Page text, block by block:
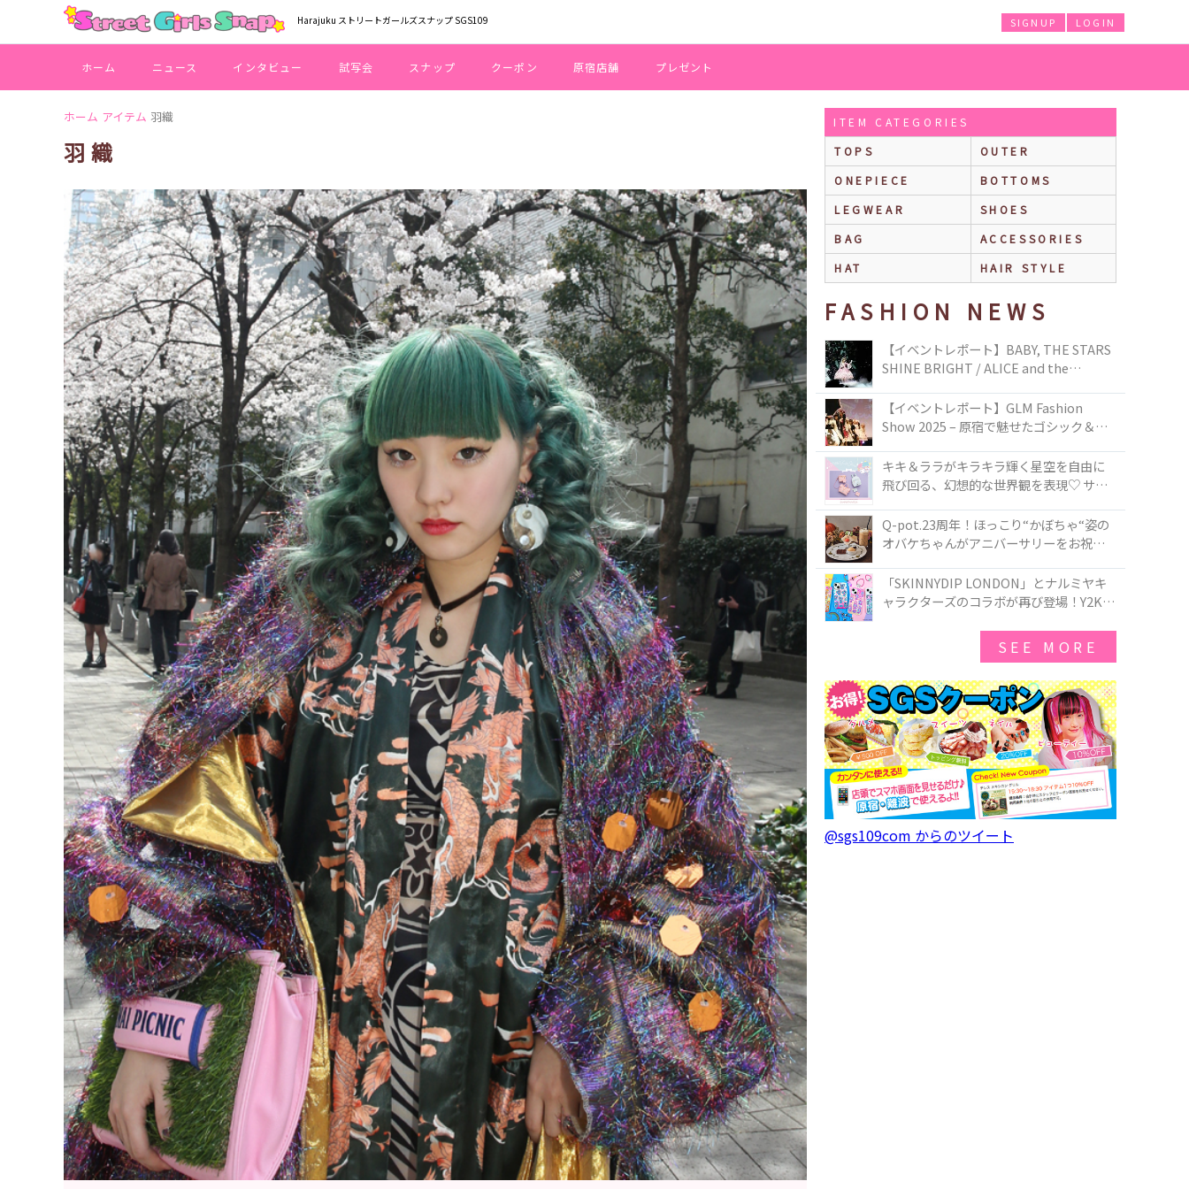
Harajuku ストリートガールズスナップ SGS109 LOGIN
SIGNUP
ホーム ニュース インタビュー 試写会 スナップ クーポン 原宿店舗 プレゼント
ホーム アイテム 羽織
羽織
ITEM CATEGORIES
TOPS
OUTER
ONEPIECE
BOTTOMS
LEGWEAR
SHOES
BAG
ACCESSORIES
HAT
HAIR STYLE
FASHION NEWS
【イベントレポート】BABY, THE STARS
SHINE BRIGHT / ALICE and the
TOKYO
【イベントレポート】GLM Fashion
Show 2025 – 原宿で魅せたゴシック＆ロ
キキ＆ララがキラキラ輝く星空を自由に
飛び回る、幻想的な世界観を表現♡ サマ
50周年アニバーサリーイヤー』を記念し
たコレクションが登場
Q-pot.23周年！ほっこり“かぼちゃ“姿の
オバケちゃんがアニバーサリーをお祝い
ー」が新発売！Q-pot CAFE.では「かぼち
ゃのオバケーキプレート」も登場
「SKINNYDIP LONDON」とナルミヤキ
ャラクターズのコラボが再び登場！Y2Kム
SEE MORE
@sgs109com からのツイート